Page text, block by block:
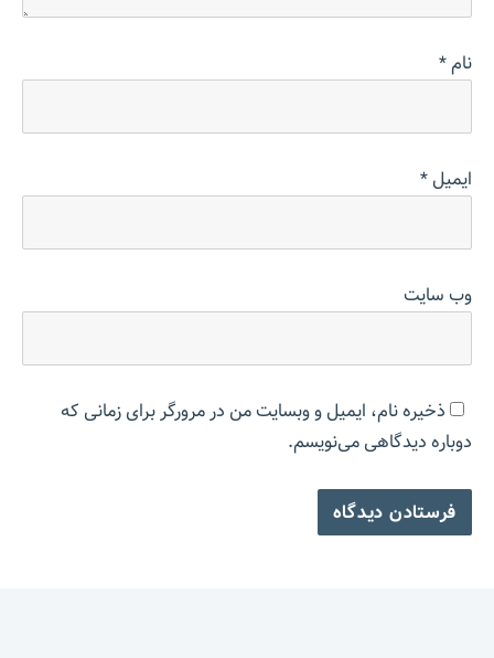
نام*
ایمیل*
وب‌ سایت
ذخیره نام، ایمیل و وبسایت من در مرورگر برای زمانی که
دوباره دیدگاهی می‌نویسم.